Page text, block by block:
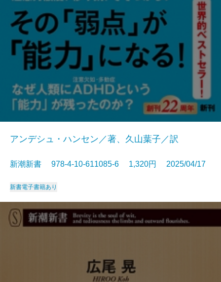
アンデシュ・ハンセン／著、久山葉子／訳
新潮新書 978-4-10-611085-6 1,320円 2025/04/17
新書電子書籍あり